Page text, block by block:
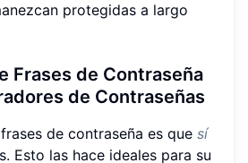
protegidas a largo
Frases de Contraseña
de Contraseñas
de contraseña es que sí
Esto las hace ideales para su